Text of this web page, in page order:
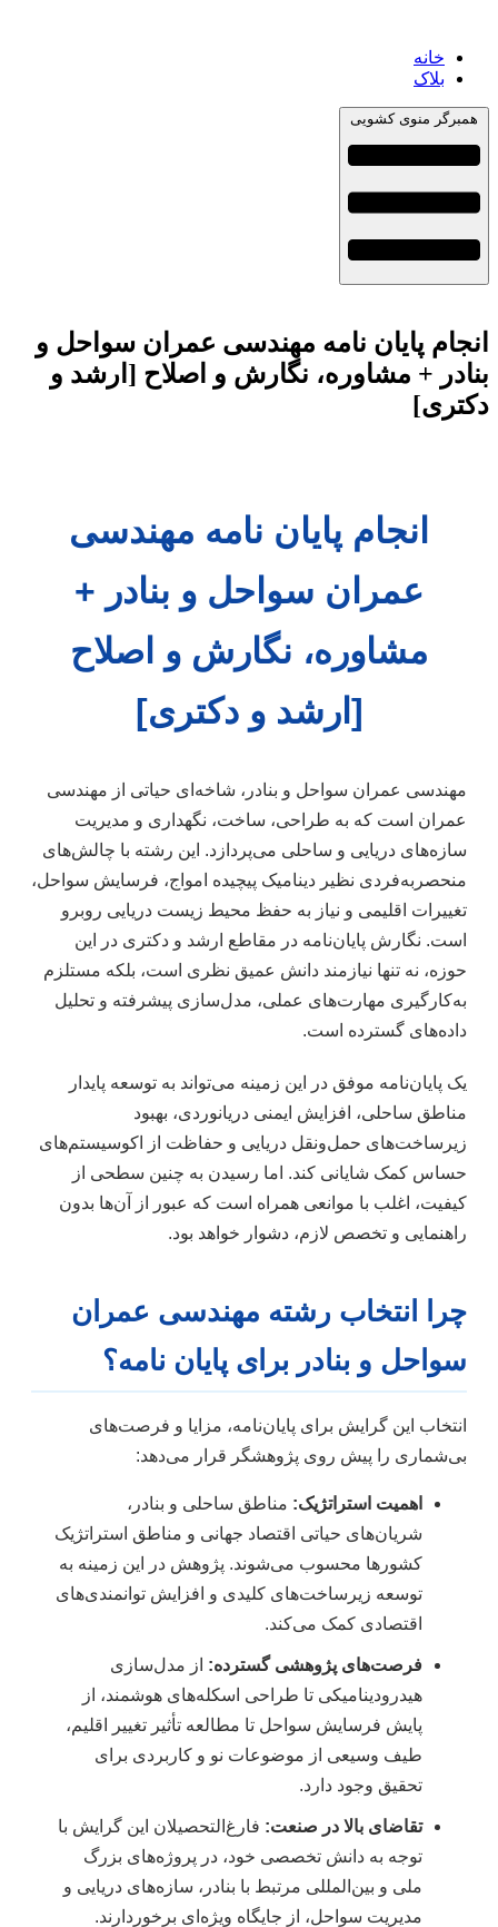
خانه
بلاک
همبرگر منوی کشویی
انجام پایان نامه مهندسی عمران سواحل و
بنادر + مشاوره، نگارش و اصلاح [ارشد و
دکتری]
انجام پایان نامه مهندسی
عمران سواحل و بنادر +
مشاوره، نگارش و اصلاح
[ارشد و دکتری]
مهندسی عمران سواحل و بنادر، شاخه‌ای حیاتی از مهندسی
عمران است که به طراحی، ساخت، نگهداری و مدیریت
سازه‌های دریایی و ساحلی می‌پردازد. این رشته با چالش‌های
منحصربه‌فردی نظیر دینامیک پیچیده امواج، فرسایش سواحل،
تغییرات اقلیمی و نیاز به حفظ محیط زیست دریایی روبرو
است. نگارش پایان‌نامه در مقاطع ارشد و دکتری در این
حوزه، نه تنها نیازمند دانش عمیق نظری است، بلکه مستلزم
به‌کارگیری مهارت‌های عملی، مدل‌سازی پیشرفته و تحلیل
داده‌های گسترده است.
یک پایان‌نامه موفق در این زمینه می‌تواند به توسعه پایدار
مناطق ساحلی، افزایش ایمنی دریانوردی، بهبود
زیرساخت‌های حمل‌ونقل دریایی و حفاظت از اکوسیستم‌های
حساس کمک شایانی کند. اما رسیدن به چنین سطحی از
کیفیت، اغلب با موانعی همراه است که عبور از آن‌ها بدون
راهنمایی و تخصص لازم، دشوار خواهد بود.
چرا انتخاب رشته مهندسی عمران
سواحل و بنادر برای پایان نامه؟
انتخاب این گرایش برای پایان‌نامه، مزایا و فرصت‌های
بی‌شماری را پیش روی پژوهشگر قرار می‌دهد:
اهمیت استراتژیک: مناطق ساحلی و بنادر،
شریان‌های حیاتی اقتصاد جهانی و مناطق استراتژیک
کشورها محسوب می‌شوند. پژوهش در این زمینه به
توسعه زیرساخت‌های کلیدی و افزایش توانمندی‌های
اقتصادی کمک می‌کند.
فرصت‌های پژوهشی گسترده: از مدل‌سازی
هیدرودینامیکی تا طراحی اسکله‌های هوشمند، از
پایش فرسایش سواحل تا مطالعه تأثیر تغییر اقلیم،
طیف وسیعی از موضوعات نو و کاربردی برای
تحقیق وجود دارد.
تقاضای بالا در صنعت: فارغ‌التحصیلان این گرایش با
توجه به دانش تخصصی خود، در پروژه‌های بزرگ
ملی و بین‌المللی مرتبط با بنادر، سازه‌های دریایی و
مدیریت سواحل، از جایگاه ویژه‌ای برخوردارند.